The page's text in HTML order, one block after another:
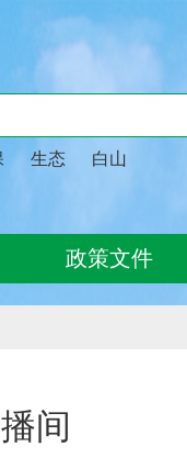
生态 白山
政策文件
间